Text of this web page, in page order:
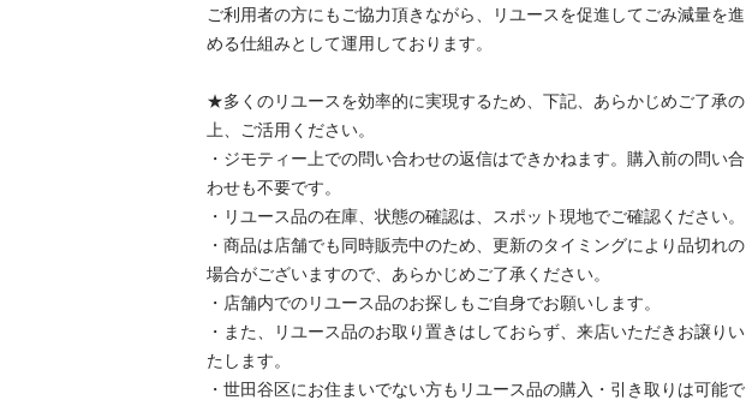
ご利用者の方にもご協力頂きながら、リユースを促進してごみ減量を進
める仕組みとして運用しております。
★多くのリユースを効率的に実現するため、下記、あらかじめご了承の
上、ご活用ください。
・ジモティー上での問い合わせの返信はできかねます。購入前の問い合
わせも不要です。
・リユース品の在庫、状態の確認は、スポット現地でご確認ください。
・商品は店舗でも同時販売中のため、更新のタイミングにより品切れの
場合がございますので、あらかじめご了承ください。
・店舗内でのリユース品のお探しもご自身でお願いします。
・また、リユース品のお取り置きはしておらず、来店いただきお譲りい
たします。
・世田谷区にお住まいでない方もリユース品の購入・引き取りは可能で